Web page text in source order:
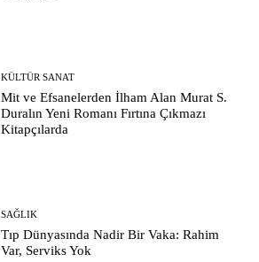
KÜLTÜR SANAT
Mit ve Efsanelerden İlham Alan Murat S.
Duralın Yeni Romanı Fırtına Çıkmazı
Kitapçılarda
SAĞLIK
Tıp Dünyasında Nadir Bir Vaka: Rahim
Var, Serviks Yok